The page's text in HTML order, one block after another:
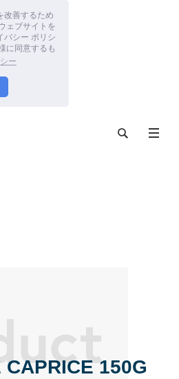
改善するため
ェブサイトを
バシー ポリシ
に同意するも
ー
CAPRICE 150G